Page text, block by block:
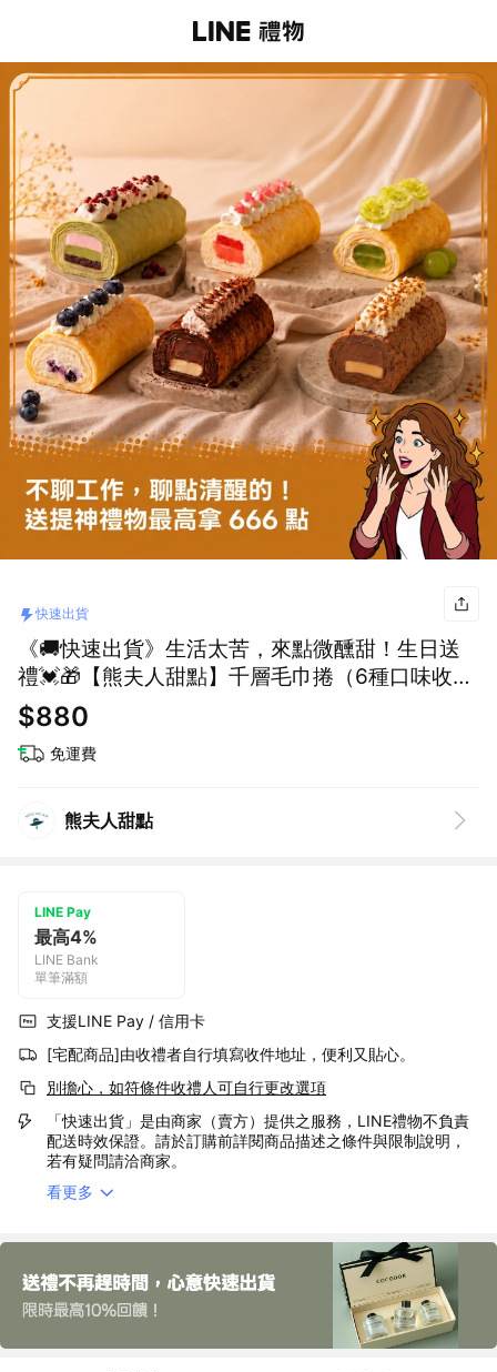
快速出貨
《🚚快速出貨》生活太苦，來點微醺甜！生日送
禮💓🎁【熊夫人甜點】千層毛巾捲（6種口味收禮
者可自選）
$880
免運費
熊夫人甜點
LINE Pay
最高4%
LINE Bank
單筆滿額
支援LINE Pay / 信用卡
[宅配商品]由收禮者自行填寫收件地址，便利又貼心。
別擔心，如符條件收禮人可自行更改選項
「快速出貨」是由商家（賣方）提供之服務，LINE禮物不負責
配送時效保證。請於訂購前詳閱商品描述之條件與限制說明，
若有疑問請洽商家。
看更多